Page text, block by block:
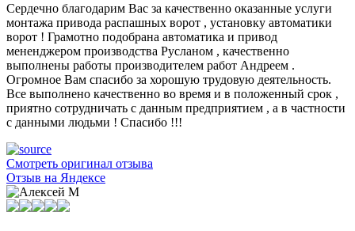
Сердечно благодарим Вас за качественно оказанные услуги
монтажа привода распашных ворот , установку автоматики
ворот ! Грамотно подобрана автоматика и привод
мененджером производства Русланом , качественно
выполнены работы производителем работ Андреем .
Огромное Вам спасибо за хорошую трудовую деятельность.
Все выполнено качественно во время и в положенный срок ,
приятно сотрудничать с данным предприятием , а в частности
с данными людьми ! Спасибо !!!
Смотреть оригинал отзыва
Отзыв на Яндексе